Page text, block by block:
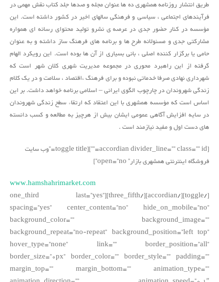
طریق انتشار روزنامه همشهری ده ها عنوان مجله و صدها جلد کتاب نقش مهمی در
فرآیندهای اجتماعی ، سیاسی و فرهنگی سالهای اخیر در کشور داشته است. این
مؤسسه در کنار حضور جدی در عرصه ی نشرو تولید محتوای رسانه ای همواره
مشارکتی جدی و مسئولانه طرح ها و برنامه های فرهنگ ساز داشته و به عنوان
حامی یا برگزار کننده اصلی ، بانی بسیاری از آن ها بوده است. این رویکرد الهام
گرفته از این راهبرد محوری در مجموعه مدیریت شهری کلان شهر است که
شهرداری نهادی صرفا خدماتی نبوده و برای فرهنگ ،‌اقتصاد ، سلامت و در یک کلام
زندگی شهروندان در چارچوب الگوی ایرانی – اسلامی برنامه خواهد داشت. بر این
اساس است که مؤسسه همشهری با این اعتقاد که ارتقاء سطح زندگی شهروندان
در سایه افزایش آگاهی عمومی ایشان بیش از هرچیز به مطالعه و کسب دانسته
های دست اول و مفید نیازمند است .
[accordian divider_line=”” class=”” id=””][toggle title=”وب سایت
فروشگاه اینترنتی همشهری بازار” open=”no”]
www.hamshahrimarket.com
[/toggle][/accordian][/three_fifth][one_third last=”yes”
spacing=”yes” center_content=”no” hide_on_mobile=”no”
background_color=”” background_image=””
background_repeat=”no-repeat” background_position=”left top”
hover_type=”none” link=”” border_position=”all”
border_size=”0px” border_color=”” border_style=”” padding=””
margin_top=”” margin_bottom=”” animation_type=””